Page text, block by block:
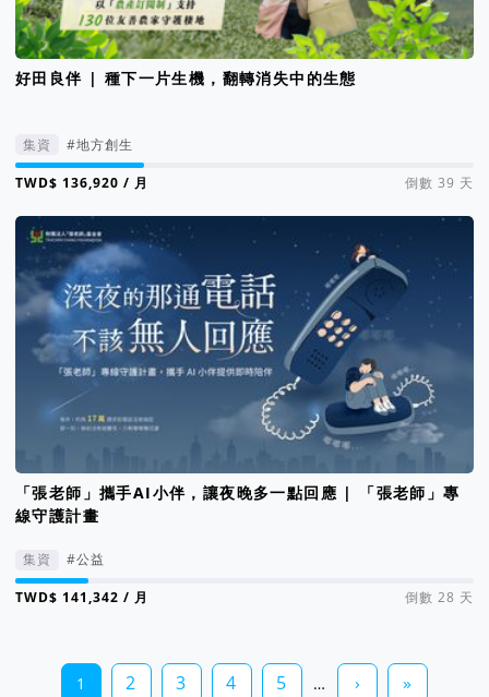
好田良伴 | 種下一片生機，翻轉消失中的生態
集資 #地方創生
集資進度 28%
/ 月 倒數 39 天
「張老師」攜手AI小伴，讓夜晚多一點回應 | 「張老師」專
線守護計畫
集資 #公益
集資進度 16%
/ 月 倒數 28 天
1 2 3 4 5 … › »